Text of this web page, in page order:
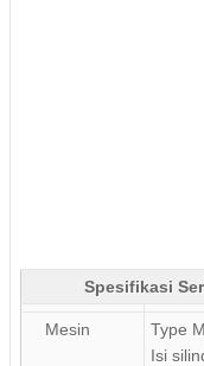
Spesifikasi
Mesin
Type
Isi